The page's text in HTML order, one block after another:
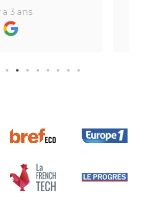
de temps ne fait pas
l’aspect humain ce qui est
bien ! Je recommande
il y a 3 ans